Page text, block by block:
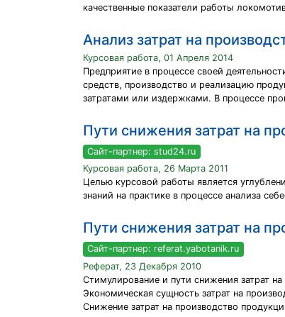
качественные показатели работы
Анализ затрат на
Курсовая работа, 01 Апреля 2014
Предприятие в процессе своей
средств, производство и реализацию
затратами или издержками. В процессе
Пути снижения затрат на
Сайт-партнер: stud24.ru
Курсовая работа, 26 Марта 2011
Целью курсовой работы является
знаний на практике в процессе анализа
Пути снижения затрат на
Сайт-партнер: referat.yabotanik.ru
Реферат, 23 Декабря 2010
Стимулирование и пути снижения затрат на
Экономическая сущность затрат на
Снижение затрат на производство